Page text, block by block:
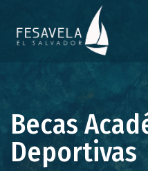
Becas
Deportivas